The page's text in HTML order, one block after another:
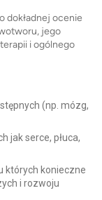
dokładnej ocenie
jego
i ogólnego
(np. mózg,
jak serce, płuca,
których konieczne
i rozwoju